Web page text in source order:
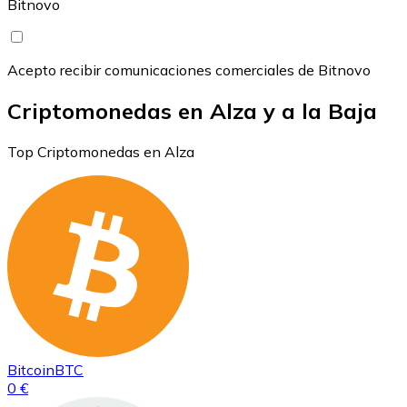
Bitnovo
Acepto recibir comunicaciones comerciales de Bitnovo
Criptomonedas en Alza y a la Baja
Top Criptomonedas en Alza
BitcoinBTC
0 €